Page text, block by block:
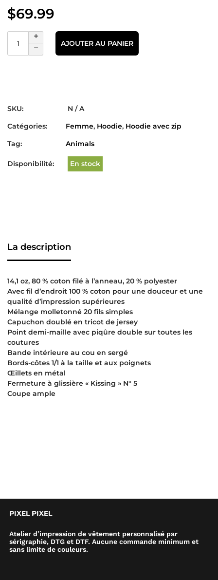
$69.99
AJOUTER AU PANIER
SKU:
N / A
Catégories:
Femme, Hoodie, Hoodie avec zip
Tag:
Animals
Disponibilité: En stock
La description
14,1 oz, 80 % coton filé à l’anneau, 20 % polyester
Avec fil d’endroit 100 % coton pour une douceur et une
qualité d’impression supérieures
Mélange molletonné 20 fils simples
Capuchon doublé en tricot de jersey
Point demi-maille avec piqûre double sur toutes les
coutures
Bande intérieure au cou en sergé
Bords-côtes 1/1 à la taille et aux poignets
Œillets en métal
Fermeture à glissière « Kissing » N° 5
Coupe ample
PIXEL PIXEL
Atelier d’impression de vêtement personnalisé par
sérigraphie, DTG et DTF. Aucune commande minimum et
sans limite de couleurs.